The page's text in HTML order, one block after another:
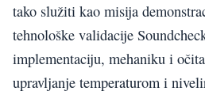
tako služiti kao misija
tehnološke validacije
implementaciju, mehaniku i
upravljanje temperaturom i